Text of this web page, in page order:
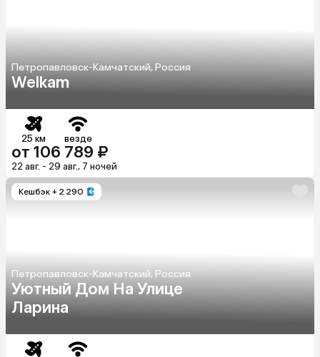
Петропавловск-Камчатский, Россия
Welkam
25 км везде
от 106 789 ₽
22 авг. - 29 авг., 7 ночей
Кешбэк + 2 290
Петропавловск-Камчатский, Россия
Уютный Дом На Улице
Ларина